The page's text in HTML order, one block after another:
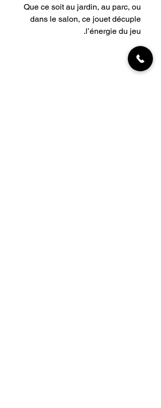
Que ce soit au jardin, au parc, ou
dans le salon, ce jouet décuple
l’énergie du jeu.